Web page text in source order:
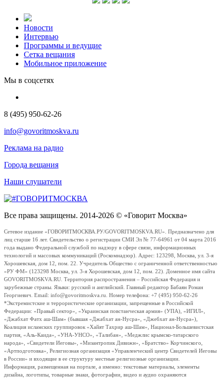
Новости
Интервью
Программы и ведущие
Сетка вещания
Мобильное приложение
Мы в соцсетях
8 (495) 950-62-26
info@govoritmoskva.ru
Реклама на радио
Города вещания
Наши слушатели
Все права защищены. 2014-2026 © «Говорит Москва»
Сетевое издание «ГОВОРИТМОСКВА.РУ/GOVORITMOSKVA.RU». Предназначено для
лиц старше 16 лет. Свидетельство о регистрации СМИ Эл № 77-64961 от 04 марта 2016
года выдано Федеральной службой по надзору в сфере связи, информационных
технологий и массовых коммуникаций (Роскомнадзор). Адрес: 123298, Москва, ул. 3-я
Хорошевская, дом 12, пом. 22. Учредитель Общество с ограниченной ответственностью
«РУ ФМ» (123298 Москва, ул. 3-я Хорошевская, дом 12, пом. 22). Доменное имя сайта
GOVORITMOSKVA.RU. Территория распространения – Российская Федерация и
зарубежные страны. Языки: русский и английский. Главный редактор Бабаян Роман
Георгиевич. Email: info@govoritmoskva.ru. Номер телефона: +7 (495) 950-62-26
*Экстремистские и террористические организации, запрещенные в Российской
Федерации: «Правый сектор», «Украинская повстанческая армия» (УПА), «ИГИЛ»,
«Джабхат Фатх аш-Шам» (бывшая «Джабхат ан-Нусра», «Джебхат ан-Нусра»),
Коалиция исламских группировок «Хайят Тахрир аш-Шам», Национал-Большевистская
партия, «Аль-Каида», «УНА-УНСО», «Талибан», «Меджлис крымско-татарского
народа», «Свидетели Иеговы», «Мизантропик Дивижн», «Братство» Корчинского,
«Артподготовка», Религиозная организация «Управленческий центр Свидетелей Иеговы
в России» и входящие в ее структуру местные религиозные организации.
Информация, размещенная на портале, а именно: текстовые материалы, элементы
дизайна, логотипы, товарные знаки, фотографии, видео и аудио охраняются